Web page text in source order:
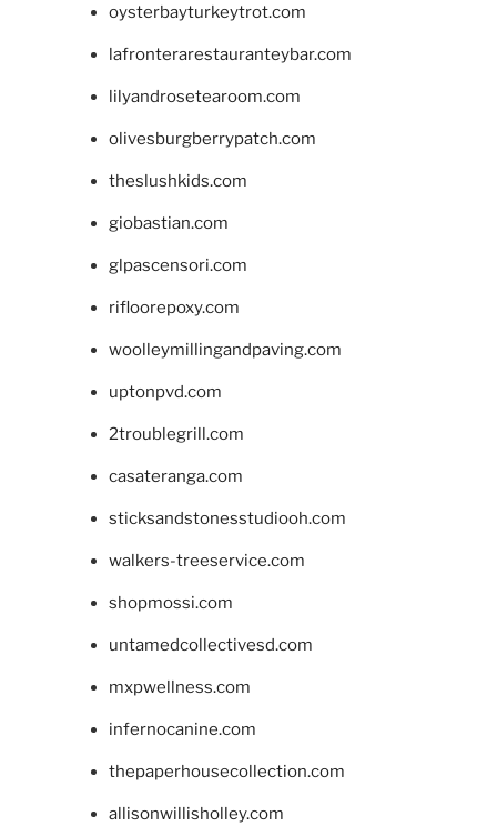
oysterbayturkeytrot.com
lafronterarestauranteybar.com
lilyandrosetearoom.com
olivesburgberrypatch.com
theslushkids.com
giobastian.com
glpascensori.com
rifloorepoxy.com
woolleymillingandpaving.com
uptonpvd.com
2troublegrill.com
casateranga.com
sticksandstonesstudiooh.com
walkers-treeservice.com
shopmossi.com
untamedcollectivesd.com
mxpwellness.com
infernocanine.com
thepaperhousecollection.com
allisonwillisholley.com